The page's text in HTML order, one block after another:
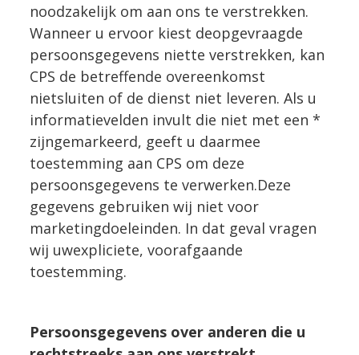
noodzakelijk om aan ons te verstrekken.
Wanneer u ervoor kiest deopgevraagde
persoonsgegevens niette verstrekken, kan
CPS de betreffende overeenkomst
nietsluiten of de dienst niet leveren. Als u
informatievelden invult die niet met een *
zijngemarkeerd, geeft u daarmee
toestemming aan CPS om deze
persoonsgegevens te verwerken.Deze
gegevens gebruiken wij niet voor
marketingdoeleinden. In dat geval vragen
wij uwexpliciete, voorafgaande
toestemming.
Persoonsgegevens over anderen die u